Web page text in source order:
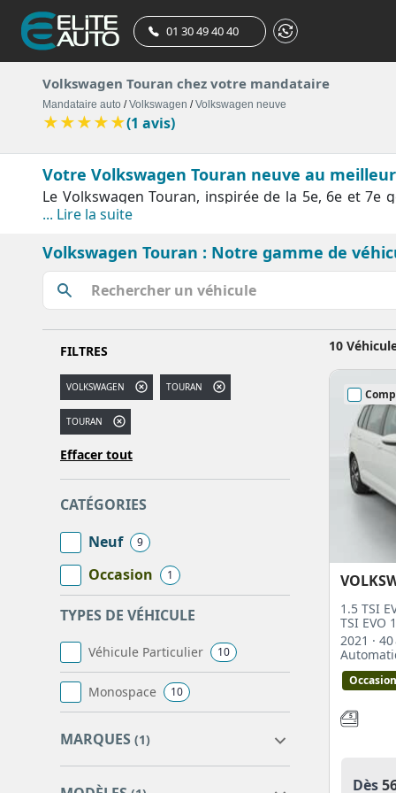
01 30 49 40 40
Volkswagen Touran chez votre mandataire
Mandataire auto /Volkswagen /Volkswagen neuve
★★★★★(1 avis)
Votre Volkswagen Touran neuve au
Le Volkswagen Touran, inspirée de la 5e, 6e et
souhaitez remplacer votre véhicule actuel par une
propose un volume de coffre de 743 litres avec un
de rangements astucieux aideront à organiser
United, vous trouverez forcément un Volkswagen
chevaux. Outre son nouveau look, la dernière
systèmes d'assistance à la conduite, son
familles, le Volkswagen Touran a la particularité
d’occasion à prix remisés chez votre
mandataire
... Lire la suite
Volkswagen Touran : Notre gamme de
FILTRES
VOLKSWAGEN TOURAN
TOURAN
Effacer tout
CATÉGORIES
Neuf
9
Occasion 1
TYPES DE VÉHICULE
Véhicule Particulier 10
Monospace 10
MARQUES (1)
10
1.5 TSI
TSI EVO
2021 ·
Occasion
Dès